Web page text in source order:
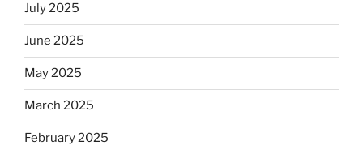
July 2025
June 2025
May 2025
March 2025
February 2025